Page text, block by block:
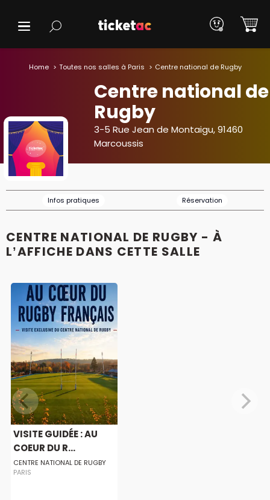
Home Toutes nos salles à Paris Centre national de Rugby
Centre national de
Rugby
3-5 Rue Jean de Montaigu, 91460
Marcoussis
Infos pratiques Réservation
CENTRE NATIONAL DE RUGBY - À
L’AFFICHE DANS CETTE SALLE
VISITE GUIDÉE : AU
COEUR DU R...
CENTRE NATIONAL DE RUGBY
PARIS